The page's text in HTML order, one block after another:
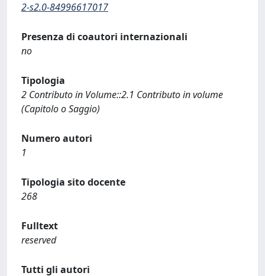
2-s2.0-84996617017
Presenza di coautori internazionali
no
Tipologia
2 Contributo in Volume::2.1 Contributo in volume
(Capitolo o Saggio)
Numero autori
1
Tipologia sito docente
268
Fulltext
reserved
Tutti gli autori